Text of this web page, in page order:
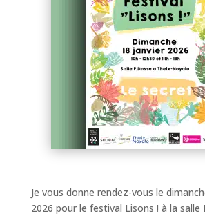
Je vous donne rendez-vous le
2026 pour le festival Lisons ! à la salle